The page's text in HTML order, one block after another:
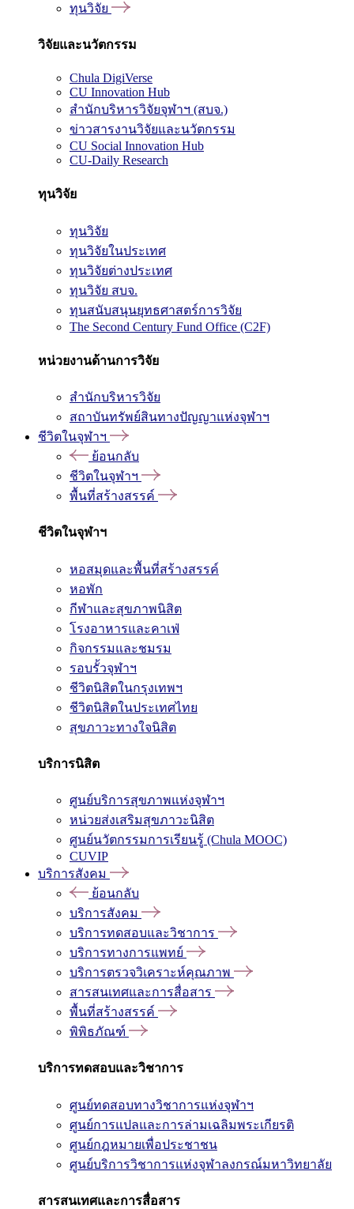
ทุนวิจัย
วิจัยและนวัตกรรม
Chula DigiVerse
CU Innovation Hub
สำนักบริหารวิจัยจุฬาฯ (สบจ.)
ข่าวสารงานวิจัยและนวัตกรรม
CU Social Innovation Hub
CU-Daily Research
ทุนวิจัย
ทุนวิจัย
ทุนวิจัยในประเทศ
ทุนวิจัยต่างประเทศ
ทุนวิจัย สบจ.
ทุนสนับสนุนยุทธศาสตร์การวิจัย
The Second Century Fund Office (C2F)
หน่วยงานด้านการวิจัย
สำนักบริหารวิจัย
สถาบันทรัพย์สินทางปัญญาแห่งจุฬาฯ
ชีวิตในจุฬาฯ
ย้อนกลับ
ชีวิตในจุฬาฯ
พื้นที่สร้างสรรค์
ชีวิตในจุฬาฯ
หอสมุดและพื้นที่สร้างสรรค์
หอพัก
กีฬาและสุขภาพนิสิต
โรงอาหารและคาเฟ่
กิจกรรมและชมรม
รอบรั้วจุฬาฯ
ชีวิตนิสิตในกรุงเทพฯ
ชีวิตนิสิตในประเทศไทย
สุขภาวะทางใจนิสิต
บริการนิสิต
ศูนย์บริการสุขภาพแห่งจุฬาฯ
หน่วยส่งเสริมสุขภาวะนิสิต
ศูนย์นวัตกรรมการเรียนรู้ (Chula MOOC)
CUVIP
บริการสังคม
ย้อนกลับ
บริการสังคม
บริการทดสอบและวิชาการ
บริการทางการแพทย์
บริการตรวจวิเคราะห์คุณภาพ
สารสนเทศและการสื่อสาร
พื้นที่สร้างสรรค์
พิพิธภัณฑ์
บริการทดสอบและวิชาการ
ศูนย์ทดสอบทางวิชาการแห่งจุฬาฯ
ศูนย์การแปลและการล่ามเฉลิมพระเกียรติ
ศูนย์กฎหมายเพื่อประชาชน
ศูนย์บริการวิชาการแห่งจุฬาลงกรณ์มหาวิทยาลัย
สารสนเทศและการสื่อสาร